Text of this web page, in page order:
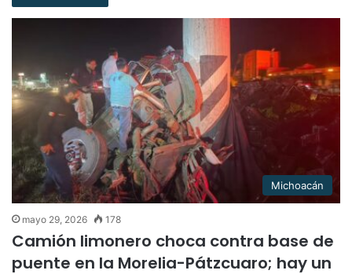
Michoacán
mayo 29, 2026 178
Camión limonero choca contra base de
puente en la Morelia-Pátzcuaro; hay un